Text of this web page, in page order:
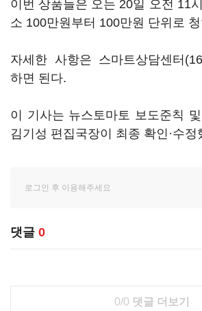
이번 상품들은 오는 20일 오전 11
소 100만원부터 100만원 단위로
자세한 사항은 스마트상담센터
하면 된다.
이 기사는 뉴스토마토 보도준칙
김기성 편집국장이 최종 확인·수정
댓글 0
0/0 댓글 더보기